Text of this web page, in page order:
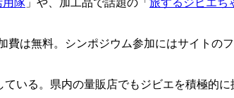
費は無料。シンポジウム参加にはサイトの
いる。県内の量販店でもジビエを積極的